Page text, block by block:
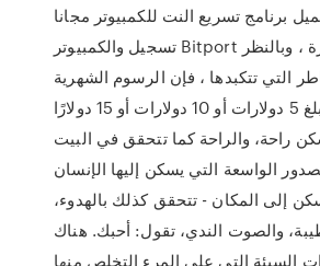
برنامج تسريع النت للكمبيوتر مجانا
تسجيل والكمبيوتر Bitport هي خدمة ممتازة ، وبالنظر
التي تتكبدها ، فإن الرسوم الشهرية
الصغيرة التي تبلغ 5 دولارات أو 10 دولارات أو 15 دولارًا
راحة، والراحة كما تتحقق في البيت
الواسعة التي يسكن إليها الإنسان
إلى المكان - تتحقق كذلك بالهدوء،
والصوت الندي، تقول: أحبك. هناك
السيئة التي على المرء التخلص منها